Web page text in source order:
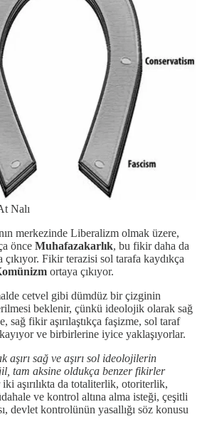
Nalı
merkezinde Liberalizm olmak üzere,
önce Muhafazakarlık, bu fikir daha da
çıkıyor. Fikir terazisi sol tarafa kaydıkça
ortaya çıkıyor.
cetvel gibi dümdüz bir çizginin
beklenir, çünkü ideolojik olarak sağ
sağ fikir aşırılaştıkça faşizme, sol taraf
ve birbirlerine iyice yaklaşıyorlar.
aşırı sağ ve aşırı sol ideolojilerin
tam aksine oldukça benzer fikirler
aşırılıkta da totaliterlik, otoriterlik,
ve kontrol altına alma isteği, çeşitli
devlet kontrolünün yasallığı söz konusu